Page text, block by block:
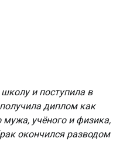
и поступила в
диплом как
учёного и физика,
окончился разводом